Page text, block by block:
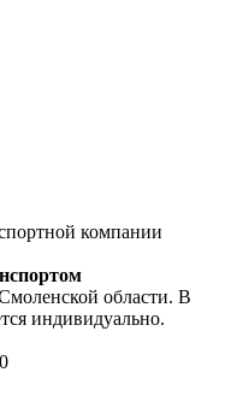
компании
области. В
индивидуально.